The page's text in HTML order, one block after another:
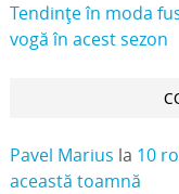
Tendințe în moda
vogă în acest sezon
Pavel Marius la 10
această toamnă